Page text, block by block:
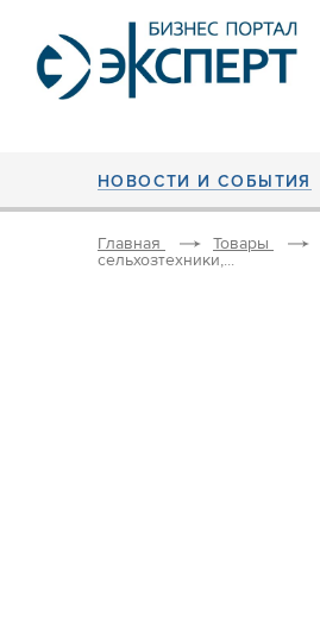
НОВОСТИ И СОБЫТИЯ
Главная Товары
сельхозтехники,...